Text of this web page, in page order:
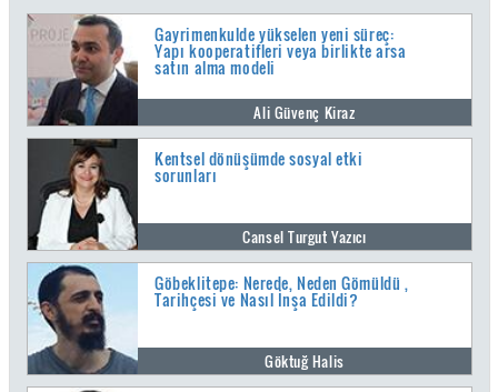
Gayrimenkulde yükselen yeni süreç:
Yapı kooperatifleri veya birlikte arsa
satın alma modeli
Ali Güvenç Kiraz
Kentsel dönüşümde sosyal etki
sorunları
Cansel Turgut Yazıcı
Göbeklitepe: Nerede, Neden Gömüldü ,
Tarihçesi ve Nasıl İnşa Edildi?
Göktuğ Halis